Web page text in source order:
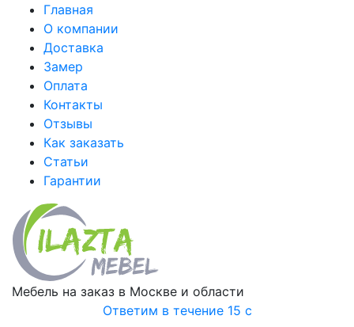
Главная
О компании
Доставка
Замер
Оплата
Контакты
Отзывы
Как заказать
Статьи
Гарантии
Мебель на заказ в Москве и области
Ответим в течение 15 с